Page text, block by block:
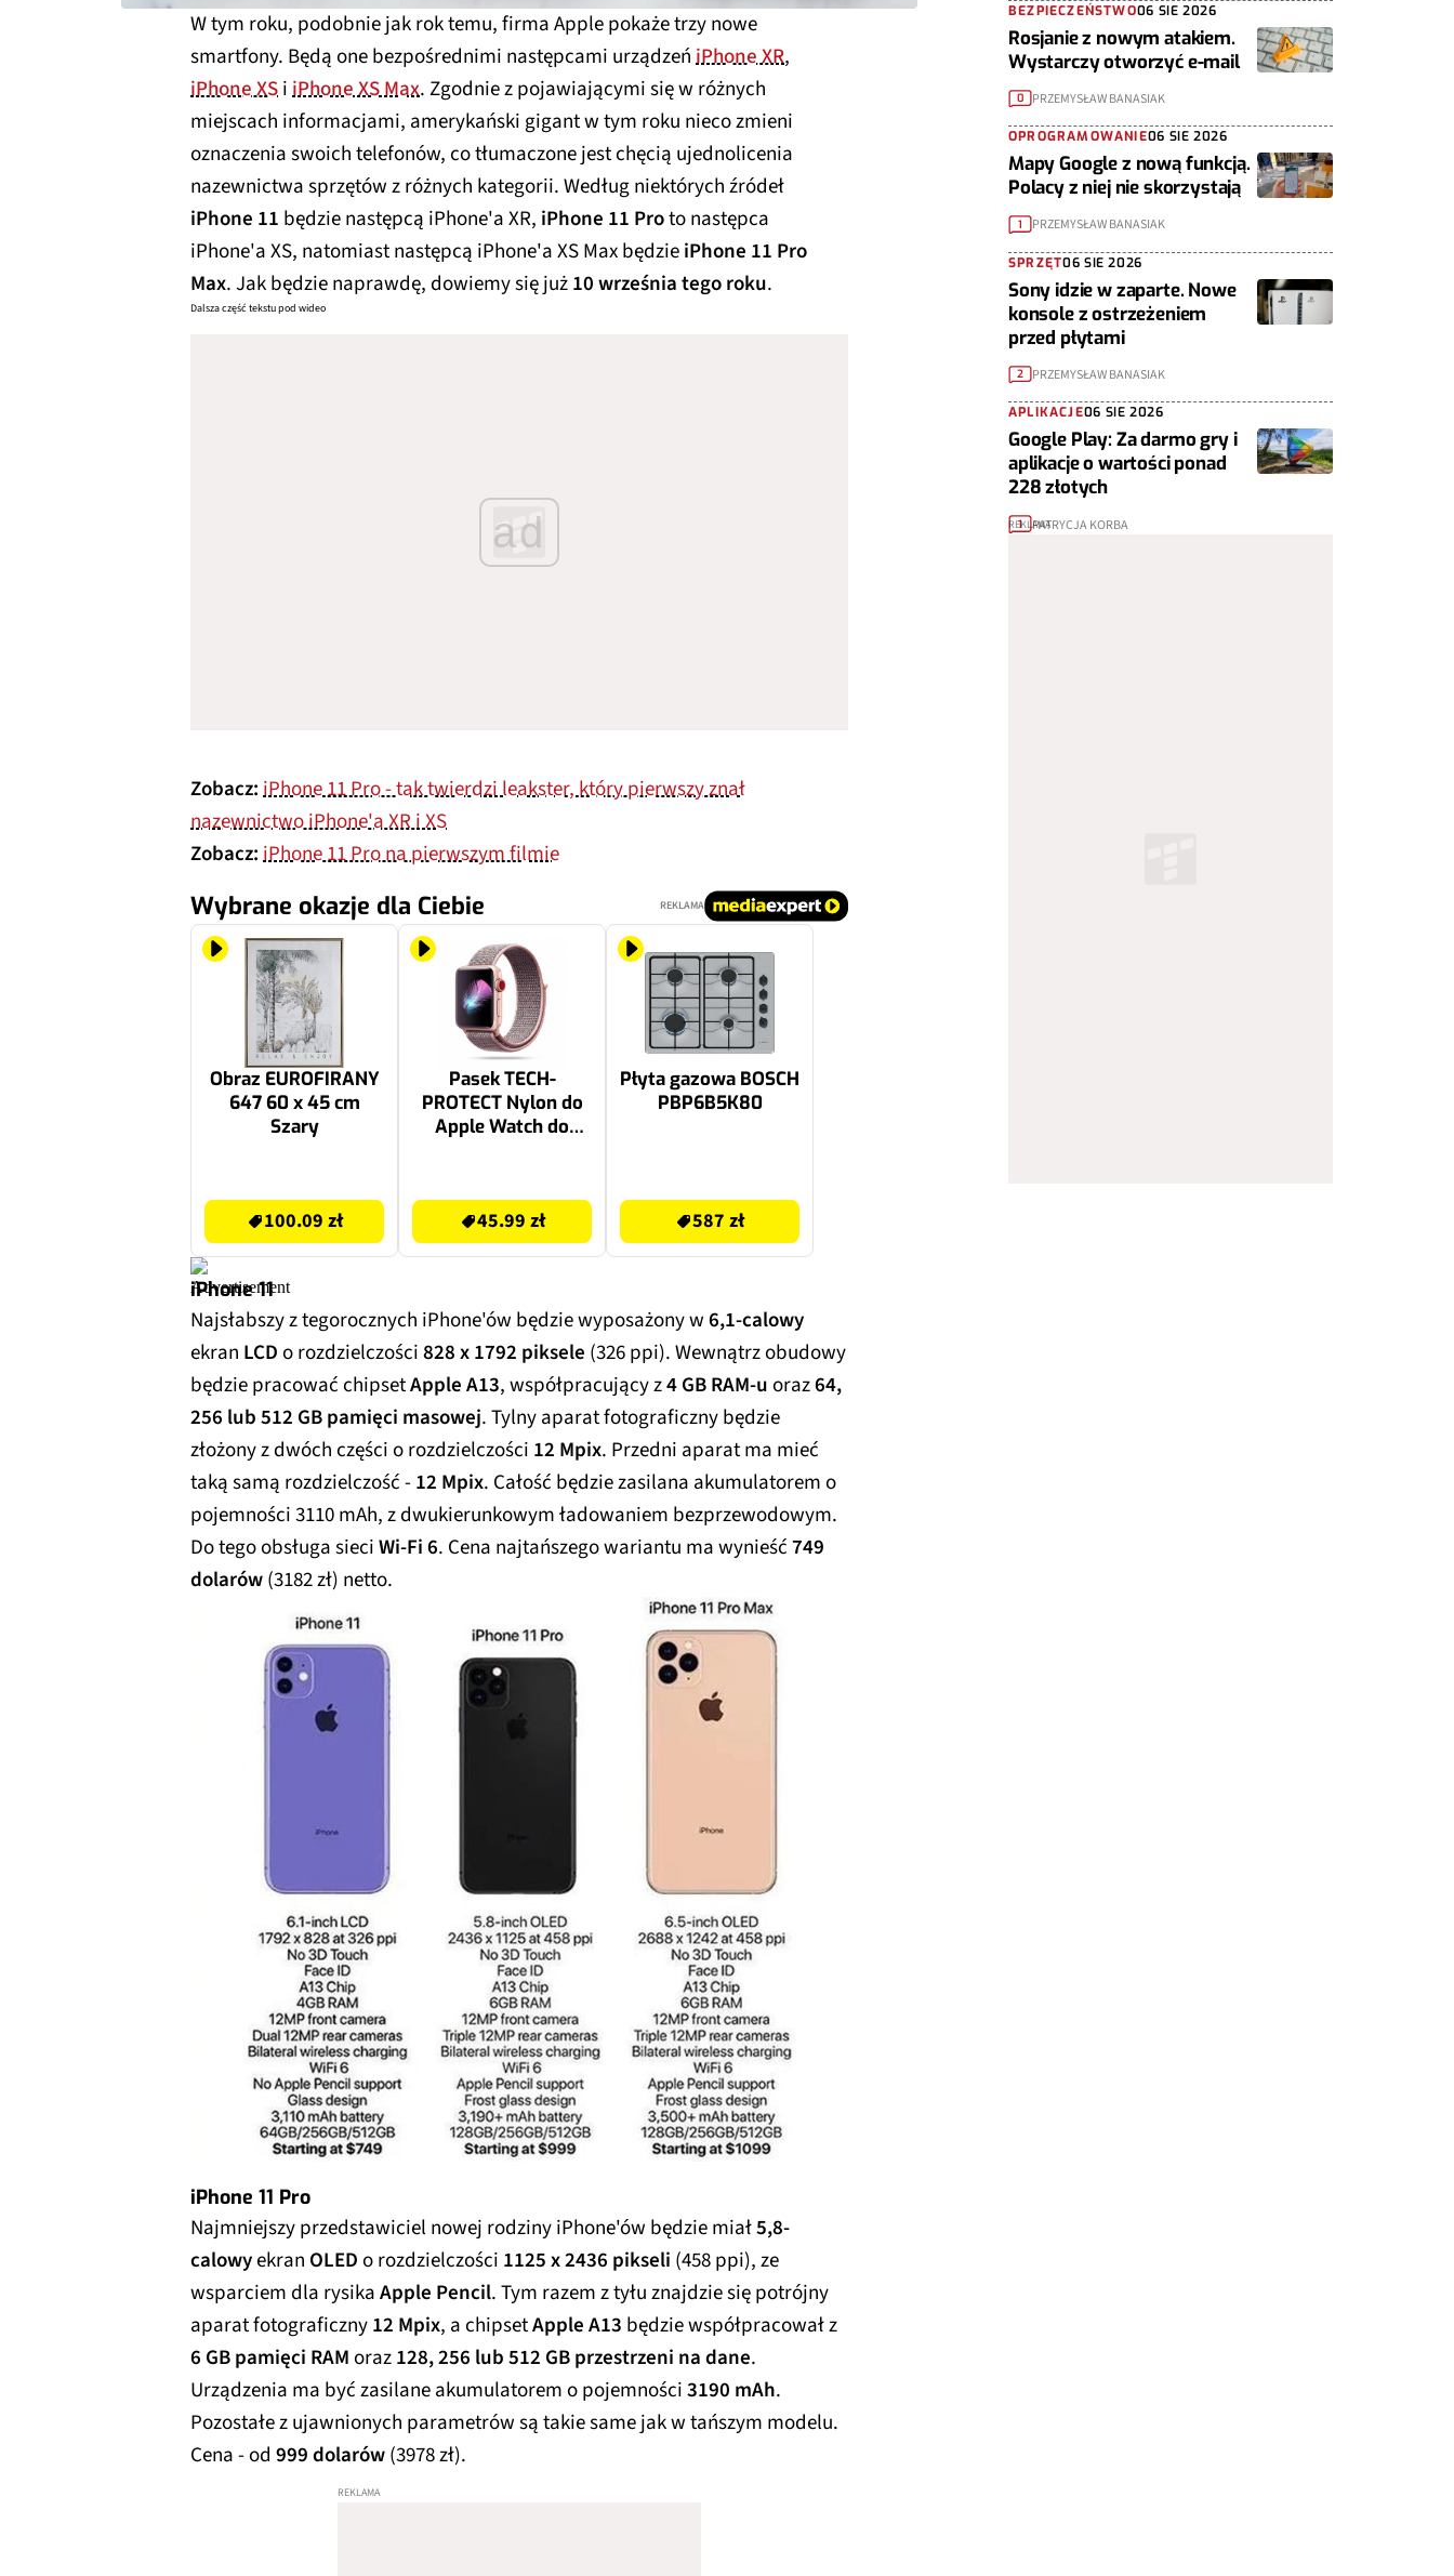
W tym roku, podobnie jak rok temu, firma Apple pokaże trzy nowe
smartfony. Będą one bezpośrednimi następcami urządzeńiPhone XR,
iPhone XSiiPhone XS Max. Zgodnie z pojawiającymi się w różnych
miejscach informacjami, amerykański gigant w tym roku nieco zmieni
oznaczenia swoich telefonów, co tłumaczone jest chęcią ujednolicenia
nazewnictwa sprzętów z różnych kategorii. Według niektórych źródeł
iPhone 11 będzie następcą iPhone'a XR, iPhone 11 Proto następca
iPhone'a XS, natomiast następcą iPhone'a XS Max będzieiPhone 11 Pro
Max. Jak będzie naprawdę, dowiemy się już10 września tego roku.
Dalsza część tekstu pod wideo
ad
Zobacz:iPhone 11 Pro - tak twierdzi leakster, który pierwszy znał
nazewnictwo iPhone'a XR i XS
Zobacz:iPhone 11 Pro na pierwszym filmie
Wybrane okazje dla Ciebie REKLAMA
Obraz EUROFIRANY
647 60 x 45 cm
Szary
100.09 zł
Pasek TECH-
PROTECT Nylon do
Apple Watch do
Piaskowy róż
45.99 zł
Płyta gazowa BOSCH
PBP6B5K80
587 zł
iPhone 11
Najsłabszy z tegorocznych iPhone'ów będzie wyposażony w6,1-calowy
ekran LCDo rozdzielczości828 x 1792 piksele (326 ppi). Wewnątrz obudowy
będzie pracować chipsetApple A13, współpracujący z4 GB RAM-uoraz64,
256 lub 512 GB pamięci masowej. Tylny aparat fotograficzny będzie
złożony z dwóch części o rozdzielczości 12 Mpix. Przedni aparat ma mieć
taką samą rozdzielczość -12 Mpix. Całość będzie zasilana akumulatorem o
pojemności 3110 mAh, z dwukierunkowym ładowaniem bezprzewodowym.
Do tego obsługa sieciWi-Fi 6. Cena najtańszego wariantu ma wynieść749
dolarów(3182 zł) netto.
iPhone 11 Pro
Najmniejszy przedstawiciel nowej rodziny iPhone'ów będzie miał5,8-
calowyekran OLEDo rozdzielczości 1125 x 2436 pikseli (458 ppi), ze
wsparciem dla rysikaApple Pencil. Tym razem z tyłu znajdzie się potrójny
aparat fotograficzny12 Mpix, a chipsetApple A13 będzie współpracował z
6 GB pamięci RAMoraz128, 256 lub 512 GB przestrzeni na dane.
Urządzenia ma być zasilane akumulatorem o pojemności3190 mAh.
Pozostałe z ujawnionych parametrów są takie same jak w tańszym modelu.
Cena - od 999 dolarów(3978 zł).
BEZPIECZEŃSTWO06 SIE 2026
Rosjanie z nowym atakiem.
Wystarczy otworzyć e-mail
0 PRZEMYSŁAW BANASIAK
OPROGRAMOWANIE06 SIE 2026
Mapy Google z nową funkcją.
Polacy z niej nie skorzystają
1 PRZEMYSŁAW BANASIAK
SPRZĘT06 SIE 2026
Sony idzie w zaparte. Nowe
konsole z ostrzeżeniem
przed płytami
2 PRZEMYSŁAW BANASIAK
APLIKACJE06 SIE 2026
Google Play: Za darmo gry i
aplikacje o wartości ponad
228 złotych
1 PATRYCJA KORBA